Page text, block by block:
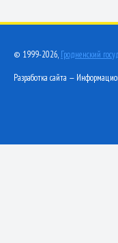
© 1999-2026, Гродненский
Разработка сайта —